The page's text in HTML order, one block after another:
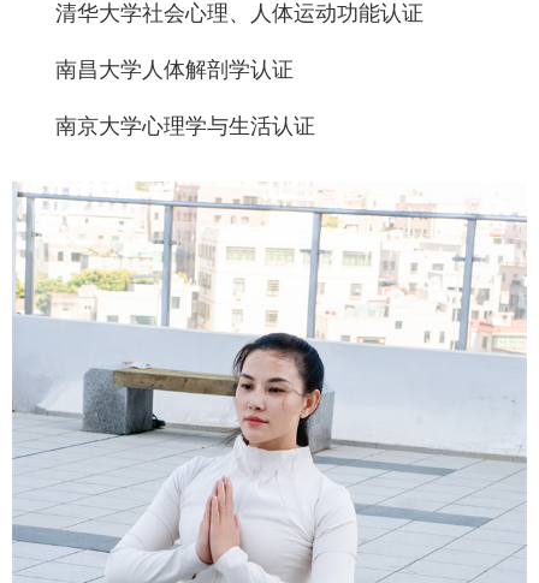
清华大学社会心理、人体运动功能认证
南昌大学人体解剖学认证
南京大学心理学与生活认证